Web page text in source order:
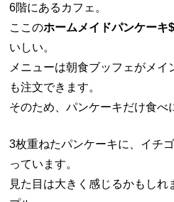
6階にあるカフェ。
ここのホームメイドパンケーキ
いしい。
メニューは朝食ブッフェがメ
も注文できます。
そのため、パンケーキだけ食べ
3枚重ねたパンケーキに、イチ
っています。
見た目は大きく感じるかもしれ